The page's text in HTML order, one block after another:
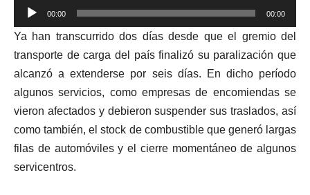
Reproductor
de
audio
00:00 00:00
Ya han transcurrido dos días desde que el gremio del
transporte de carga del país finalizó su paralización que
alcanzó a extenderse por seis días. En dicho período
algunos servicios, como empresas de encomiendas se
vieron afectados y debieron suspender sus traslados, así
como también, el stock de combustible que generó largas
filas de automóviles y el cierre momentáneo de algunos
servicentros.